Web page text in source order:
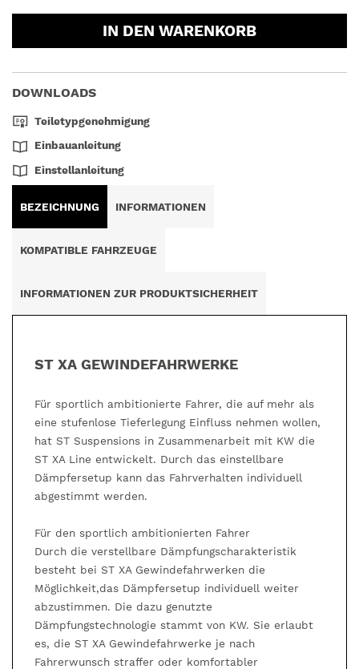
IN DEN WARENKORB
DOWNLOADS
Teiletypgenehmigung
Einbauanleitung
Einstellanleitung
BEZEICHNUNG INFORMATIONEN
KOMPATIBLE FAHRZEUGE
INFORMATIONEN ZUR PRODUKTSICHERHEIT
ST XA GEWINDEFAHRWERKE
Für sportlich ambitionierte Fahrer, die auf mehr als
eine stufenlose Tieferlegung Einfluss nehmen wollen,
hat ST Suspensions in Zusammenarbeit mit KW die
ST XA Line entwickelt. Durch das einstellbare
Dämpfersetup kann das Fahrverhalten individuell
abgestimmt werden.
Für den sportlich ambitionierten Fahrer
Durch die verstellbare Dämpfungscharakteristik
besteht bei ST XA Gewindefahrwerken die
Möglichkeit,das Dämpfersetup individuell weiter
abzustimmen. Die dazu genutzte
Dämpfungstechnologie stammt von KW. Sie erlaubt
es, die ST XA Gewindefahrwerke je nach
Fahrerwunsch straffer oder komfortabler